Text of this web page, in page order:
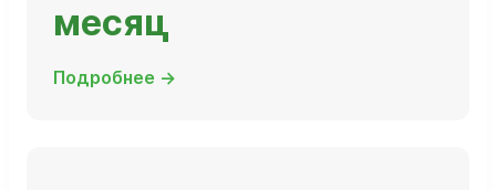
месяц
Подробнее →